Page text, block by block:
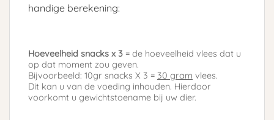
handige berekening:
Hoeveelheid snacks x 3 = de hoeveelheid vlees dat u
op dat moment zou geven.
Bijvoorbeeld: 10gr snacks X 3 = 30 gram vlees.
Dit kan u van de voeding inhouden. Hierdoor
voorkomt u gewichtstoename bij uw dier.